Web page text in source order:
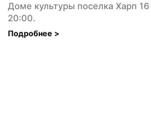
Доме культуры поселка Харп 16
20:00.
Подробнее >